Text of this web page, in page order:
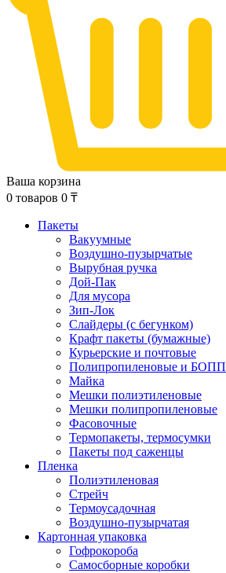
Ваша корзина
0 товаров 0 ₸
Пакеты
Вакуумные
Воздушно-пузырчатые
Вырубная ручка
Дой-Пак
Для мусора
Зип-Лок
Слайдеры (с бегунком)
Крафт пакеты (бумажные)
Курьерские и почтовые
Полипропиленовые и БОПП
Майка
Мешки полиэтиленовые
Мешки полипропиленовые
Фасовочные
Термопакеты, термосумки
Пакеты под саженцы
Пленка
Полиэтиленовая
Стрейч
Термоусадочная
Воздушно-пузырчатая
Картонная упаковка
Гофрокороба
Самосборные коробки